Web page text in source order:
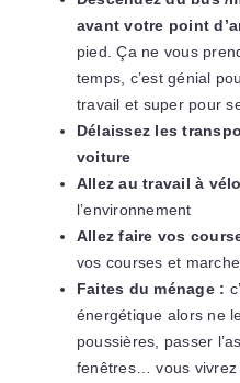
avant votre point
pied. Ça ne vous
temps, c’est génial
travail et super pour
Délaissez les
voiture
Allez au travail à
l’environnement
Allez faire vos
vos courses et
Faites du ménage :
énergétique alors ne
poussières, passer
fenêtres… vous vivrez